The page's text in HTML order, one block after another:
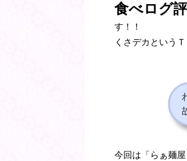
食べログ
す！！
くさデカという
今回は「らぁ麺